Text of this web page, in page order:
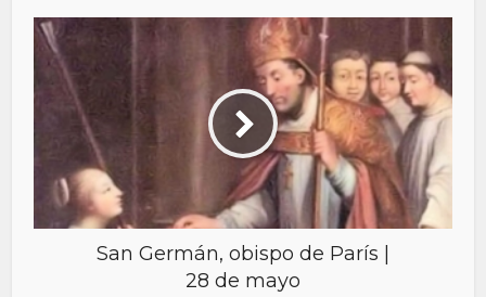
San Germán, obispo de París |
28 de mayo